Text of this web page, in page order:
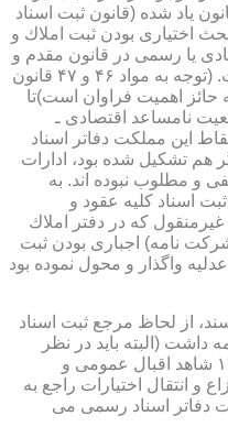
یاد شده (قانون ثبت اسناد
داشت، بحث اختیاری بودن ثبت املاك و
یا رسمی در قانون مقدم و
اجباری شدن آن در قانون موخر است. (توجه به مواد ۴۶ و ۴۷ قانون
در این زمینه حائز اهمیت فراوان است)تا
نامساعد اقتصادی ـ
این مملكت دفاتر اسناد
هم تشكیل شده بود، ادارات
و مطلوب نبوده اند. به
جهت قانونگذار در دو مورد (۱ـ ثبت اسناد كلیه عقود و
كه در دفتر املاك
و شركت نامه) اجباری بودن ثبت
واگذار و محول نموده بود
سند، از لحاظ مرجع ثبت اسناد
داشت (البته باید در نظر
داشت كه با نزدیك شدن به سال ۱۳۱۶ شاهد اقبال عمومی و
و انتقال اختیارات راجع به
دفاتر اسناد رسمی می